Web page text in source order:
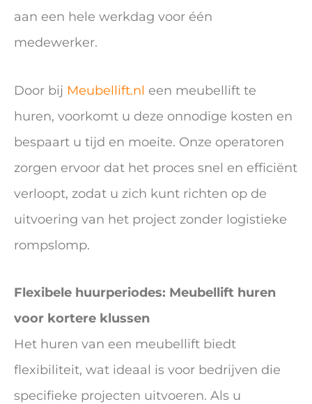
aan een hele werkdag voor één
medewerker.
Door bij Meubellift.nl een meubellift te
huren, voorkomt u deze onnodige kosten en
bespaart u tijd en moeite. Onze operatoren
zorgen ervoor dat het proces snel en efficiënt
verloopt, zodat u zich kunt richten op de
uitvoering van het project zonder logistieke
rompslomp.
Flexibele huurperiodes: Meubellift huren
voor kortere klussen
Het huren van een meubellift biedt
flexibiliteit, wat ideaal is voor bedrijven die
specifieke projecten uitvoeren. Als u